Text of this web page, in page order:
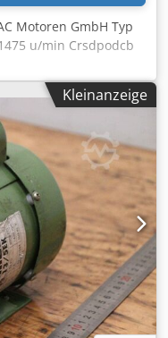
Motoren GmbH Typ
u/min Crsdpodcb
min 228A IP55
Kleinanzeige